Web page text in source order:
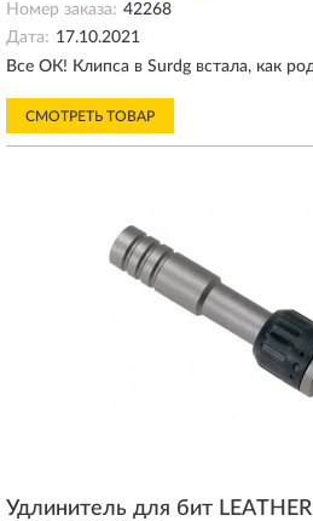
Номер заказа: 42268
Дата: 17.10.2021
Все ОК! Клипса в Surdg встала, как
СМОТРЕТЬ ТОВАР
Удлинитель для бит